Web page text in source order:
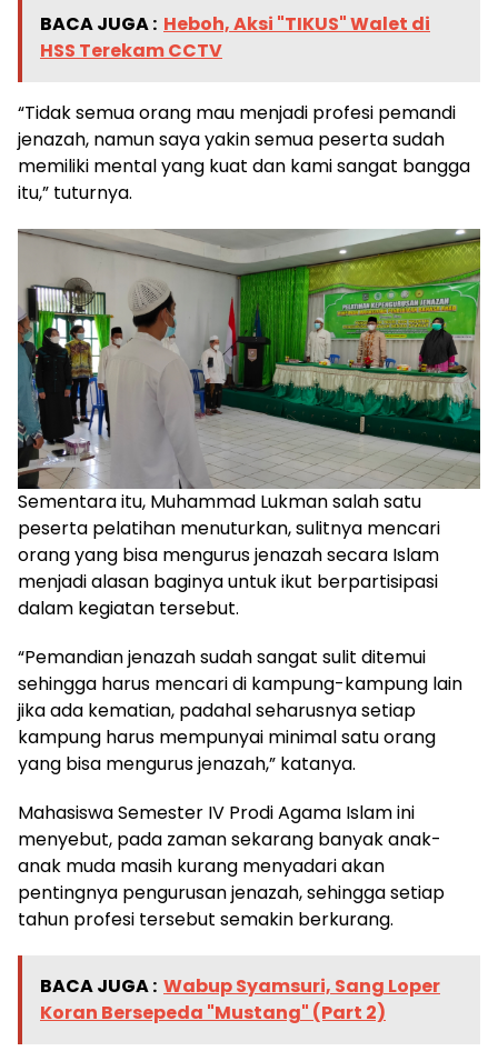
BACA JUGA : Heboh, Aksi "TIKUS" Walet di
HSS Terekam CCTV
“Tidak semua orang mau menjadi profesi pemandi
jenazah, namun saya yakin semua peserta sudah
memiliki mental yang kuat dan kami sangat bangga
itu,” tuturnya.
Sementara itu, Muhammad Lukman salah satu
peserta pelatihan menuturkan, sulitnya mencari
orang yang bisa mengurus jenazah secara Islam
menjadi alasan baginya untuk ikut berpartisipasi
dalam kegiatan tersebut.
“Pemandian jenazah sudah sangat sulit ditemui
sehingga harus mencari di kampung-kampung lain
jika ada kematian, padahal seharusnya setiap
kampung harus mempunyai minimal satu orang
yang bisa mengurus jenazah,” katanya.
Mahasiswa Semester IV Prodi Agama Islam ini
menyebut, pada zaman sekarang banyak anak-
anak muda masih kurang menyadari akan
pentingnya pengurusan jenazah, sehingga setiap
tahun profesi tersebut semakin berkurang.
BACA JUGA : Wabup Syamsuri, Sang Loper
Koran Bersepeda "Mustang" (Part 2)